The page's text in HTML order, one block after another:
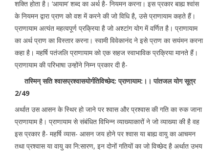
शक्ति होता है। ‘आयाम’ शब्द का अर्थ है- नियमन करना। इस प्रकार बाह्य श्वांस
के नियमन द्वारा प्राण को वश में करने की जो विधि है, उसे प्राणायाम कहते हैं।
प्राणायाम अत्यंत महत्वपूर्ण प्रक्रिया है जो अश्टांग योग में वर्णित है। प्राणायाम
का अर्थ प्राण का विस्तार करना। स्वामी विवेकानंद ने इसे प्राण का सयंमन करना
कहा है। महर्षि पतंजलि प्राणायाम को एक सहज स्वाभाविक प्रक्रिया मानते हैं।
प्राणायाम की परिभाषा उन्होंने निम्न प्रकार दी है-
तस्मिन् सति श्वासप्रश्वासयोर्गतिविच्छेद: प्राणायाम:।। पांतजल योग सूत्र
2/49
अर्थात उस आसन के स्थिर हो जाने पर श्वास और प्रश्वास की गति का रुक जाना
प्राणायाम है। प्राणायाम से संबंधित विभिन्न व्याख्याकारों ने जो व्याख्या की है वह
इस प्रकार है- महर्षि व्यास- आसन जय होने पर श्वास या बाह्य वायु का आचमन
तथा प्रश्वास या वायु का नि:सारण, इन दोनों गतियों का जो विच्छेद है अर्थात उभय